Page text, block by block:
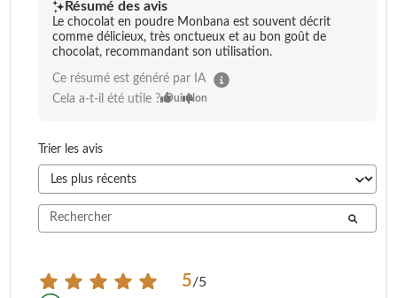
Résumé des avis
Le chocolat en poudre Monbana est souvent décrit
comme délicieux, très onctueux et au bon goût de
chocolat, recommandant son utilisation.
Ce résumé est généré par IA
Cela a-t-il été utile ? Oui Non
Trier les avis
5/5